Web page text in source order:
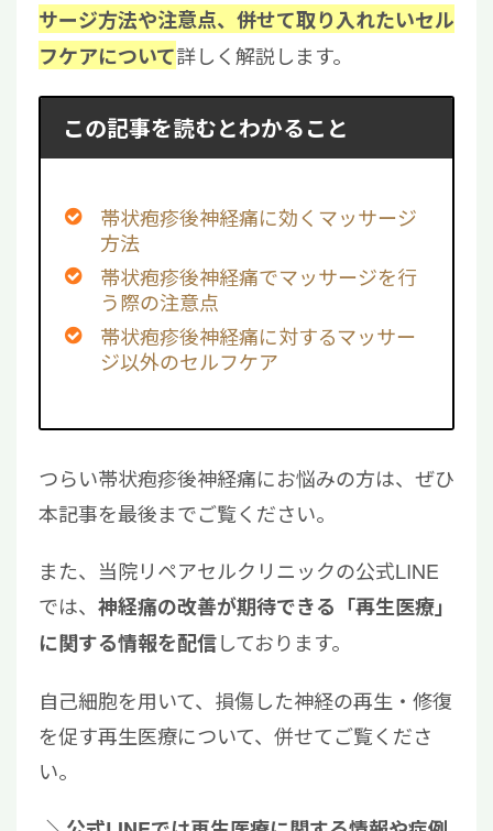
サージ方法や注意点、併せて取り入れたいセル
フケアについて詳しく解説します。
この記事を読むとわかること
帯状疱疹後神経痛に効くマッサージ
方法
帯状疱疹後神経痛でマッサージを行
う際の注意点
帯状疱疹後神経痛に対するマッサー
ジ以外のセルフケア
つらい帯状疱疹後神経痛にお悩みの方は、ぜひ
本記事を最後までご覧ください。
また、当院リペアセルクリニックの公式LINE
では、 神経痛の改善が期待できる「再生医療」
に関する情報を配信しております。
自己細胞を用いて、損傷した神経の再生・修復
を促す再生医療について、併せてご覧くださ
い。